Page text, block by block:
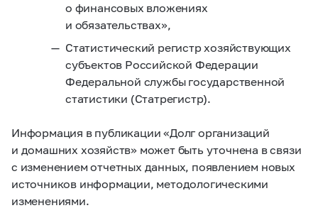
о финансовых вложениях
и обязательствах»,
Статистический регистр хозяйствующих
субъектов Российской Федерации
Федеральной службы государственной
статистики (Статрегистр).
Информация в публикации «Долг организаций
и домашних хозяйств» может быть уточнена в связи
с изменением отчетных данных, появлением новых
источников информации, методологическими
изменениями.